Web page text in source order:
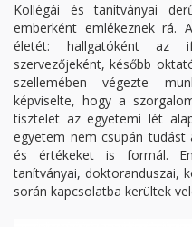
Kollégái és tanítványai
emberként emlékeznek rá.
életét: hallgatóként az
szervezőjeként, később
szellemében végezte
képviselte, hogy a
tisztelet az egyetemi lét
egyetem nem csupán
és értékeket is formál.
tanítványai, doktoranduszai,
során kapcsolatba kerültek